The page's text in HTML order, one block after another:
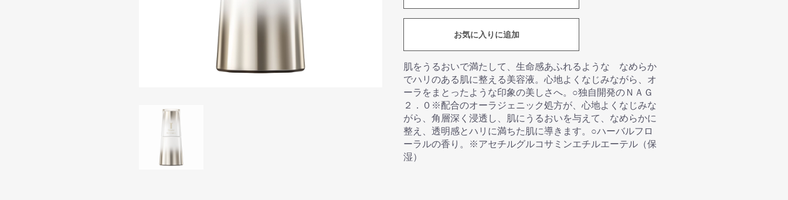
お気に入りに追加
肌をうるおいで満たして、生命感あふれるような なめらか
でハリのある肌に整える美容液。心地よくなじみながら、オ
ーラをまとったような印象の美しさへ。○独自開発のＮＡＧ
２．０※配合のオーラジェニック処方が、心地よくなじみな
がら、角層深く浸透し、肌にうるおいを与えて、なめらかに
整え、透明感とハリに満ちた肌に導きます。○ハーバルフロ
ーラルの香り。※アセチルグルコサミンエチルエーテル（保
湿）